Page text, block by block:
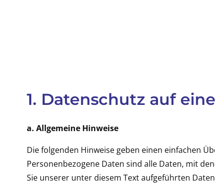
1. Datenschutz auf
a. Allgemeine Hinweise
Die folgenden Hinweise geben einen einfachen
Personenbezogene Daten sind alle Daten, mit
Sie unserer unter diesem Text aufgeführten